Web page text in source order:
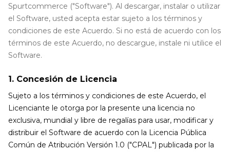
Spurtcommerce ("Software"). Al descargar, instalar o utilizar
el Software, usted acepta estar sujeto a los términos y
condiciones de este Acuerdo. Si no está de acuerdo con los
términos de este Acuerdo, no descargue, instale ni utilice el
Software.
1. Concesión de Licencia
Sujeto a los términos y condiciones de este Acuerdo, el
Licenciante le otorga por la presente una licencia no
exclusiva, mundial y libre de regalías para usar, modificar y
distribuir el Software de acuerdo con la Licencia Pública
Común de Atribución Versión 1.0 ("CPAL") publicada por la